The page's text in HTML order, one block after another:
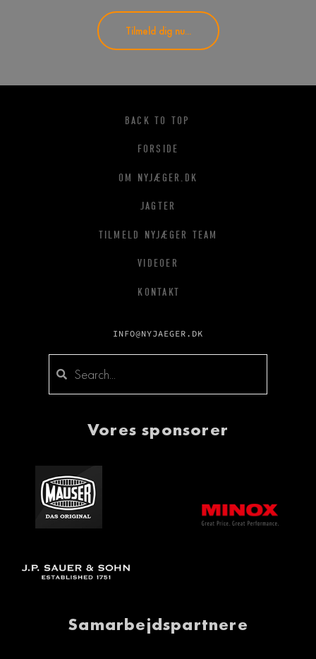
Tilmeld dig nu...
BACK TO TOP
FORSIDE
OM NYJÆGER.DK
JAGTER
TILMELD NYJÆGER TEAM
VIDEOER
KONTAKT
INFO@NYJAEGER.DK
Vores sponsorer
Samarbejdspartnere